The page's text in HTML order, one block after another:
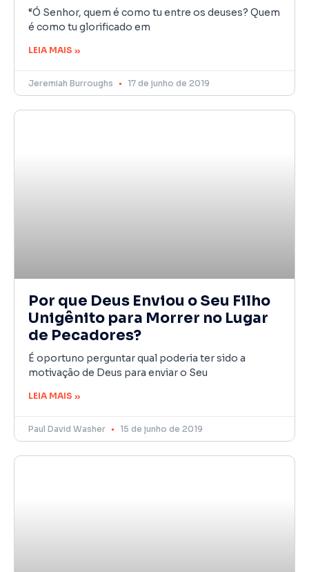
“Ó Senhor, quem é como tu entre os deuses? Quem
é como tu glorificado em
LEIA MAIS »
Jeremiah Burroughs 17 de junho de 2019
Por que Deus Enviou o Seu Filho
Unigênito para Morrer no Lugar
de Pecadores?
É oportuno perguntar qual poderia ter sido a
motivação de Deus para enviar o Seu
LEIA MAIS »
Paul David Washer 15 de junho de 2019